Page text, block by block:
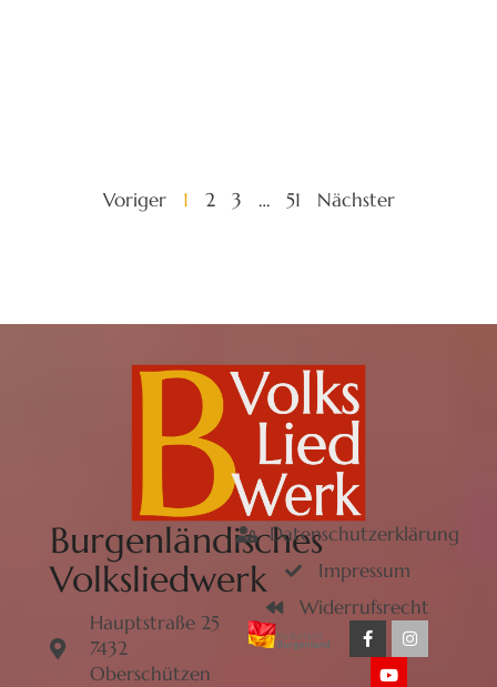
Voriger 1 2 3 … 51 Nächster
Burgenländisches
Volksliedwerk
Hauptstraße 25
7432
Oberschützen
Datenschutzerklärung
Impressum
Widerrufsrecht